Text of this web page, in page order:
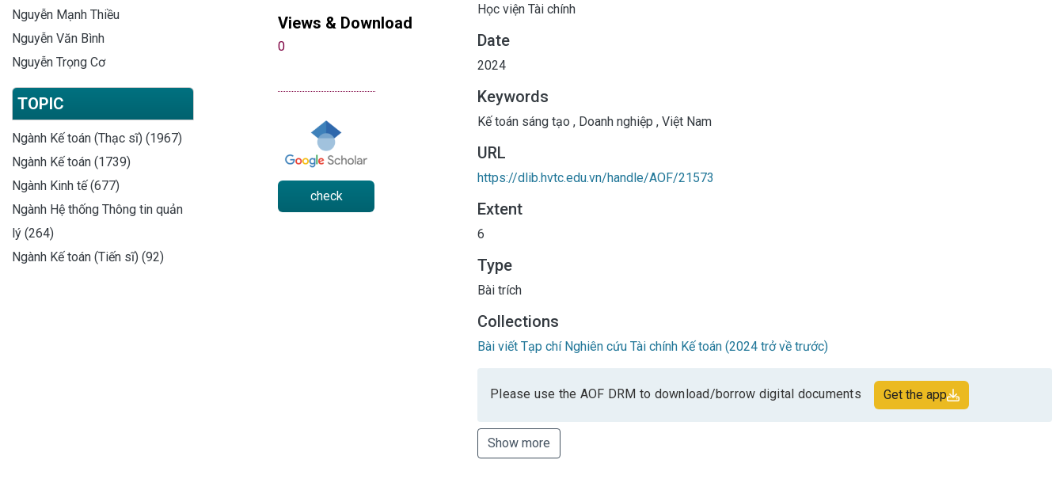
Nguyễn Mạnh Thiều
Nguyễn Văn Bình
Nguyễn Trọng Cơ
TOPIC
Ngành Kế toán (Thạc sĩ) (1967)
Ngành Kế toán (1739)
Ngành Kinh tế (677)
Ngành Hệ thống Thông tin quản
lý (264)
Ngành Kế toán (Tiến sĩ) (92)
Views & Download
0
check
Học viện Tài chính
Date
2024
Keywords
Kế toán sáng tạo , Doanh nghiệp , Việt Nam
URL
https://dlib.hvtc.edu.vn/handle/AOF/21573
Extent
6
Type
Bài trích
Collections
Bài viết Tạp chí Nghiên cứu Tài chính Kế toán (2024 trở về trước)
Please use the AOF DRM to download/borrow digital documents Get the app
Show more